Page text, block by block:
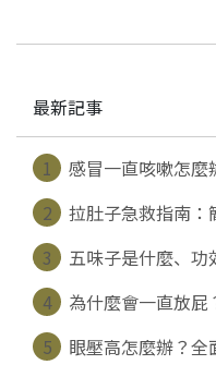
最新記事
1
感冒一直咳嗽怎麼
2
拉肚子急救指南：
3
五味子是什麼、
4
為什麼會一直放屁
5
眼壓高怎麼辦？